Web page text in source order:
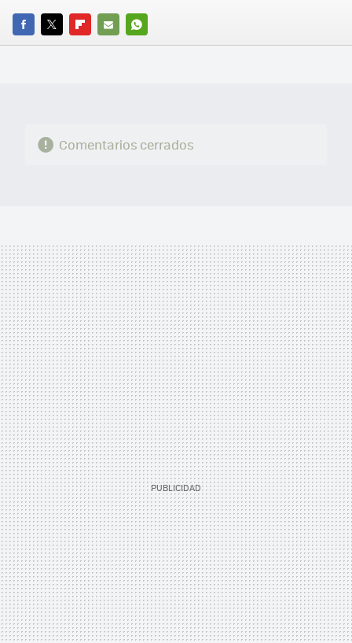
FACEBOOK
TWITTERFLIPBOARD
E-
WHATSAPP
Comentarios cerrados